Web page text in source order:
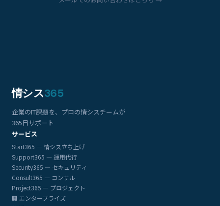
情シス365
企業のIT課題を、プロの情シスチームが
365日サポート
サービス
Start365 — 情シス立ち上げ
Support365 — 運用代行
Security365 — セキュリティ
Consult365 — コンサル
Project365 — プロジェクト
🏢 エンタープライズ